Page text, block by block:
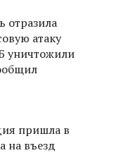
отразила
атаку
уничтожили
пришла в
на въезд